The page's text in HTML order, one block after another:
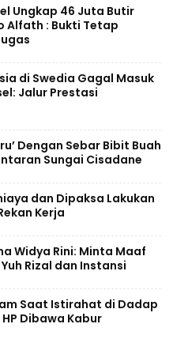
Ungkap 46 Juta Butir
Alfath : Bukti Tetap
di Swedia Gagal Masuk
Jalur Prestasi
Dengan Sebar Bibit Buah
Sungai Cisadane
dan Dipaksa Lakukan
Kerja
Widya Rini: Minta Maaf
Rizal dan Instansi
Saat Istirahat di Dadap
Dibawa Kabur